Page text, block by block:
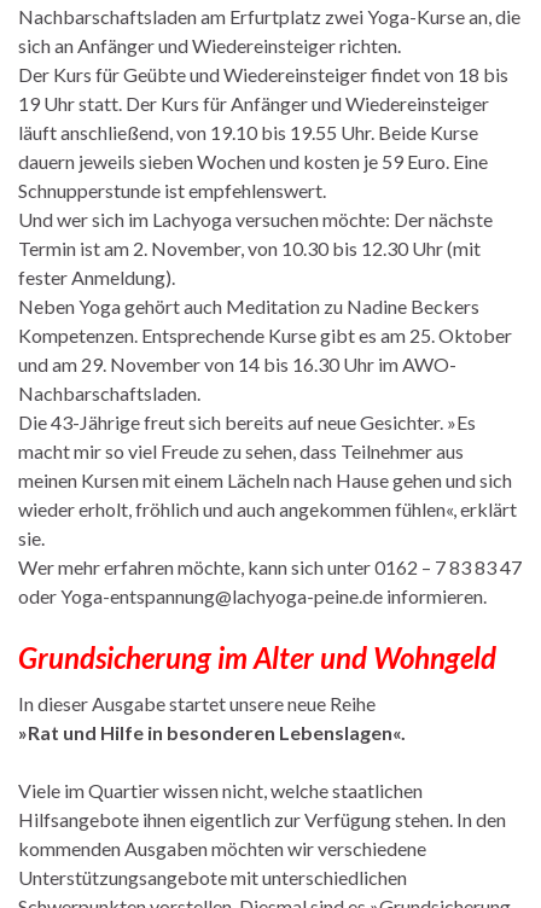
Nachbarschaftsladen am Erfurtplatz zwei Yoga-Kurse an, die
sich an Anfänger und Wiedereinsteiger richten.
Der Kurs für Geübte und Wiedereinsteiger findet von 18 bis
19 Uhr statt. Der Kurs für Anfänger und Wiedereinsteiger
läuft anschließend, von 19.10 bis 19.55 Uhr. Beide Kurse
dauern jeweils sieben Wochen und kosten je 59 Euro. Eine
Schnupperstunde ist empfehlenswert.
Und wer sich im Lachyoga versuchen möchte: Der nächste
Termin ist am 2. November, von 10.30 bis 12.30 Uhr (mit
fester Anmeldung).
Neben Yoga gehört auch Meditation zu Nadine Beckers
Kompetenzen. Entsprechende Kurse gibt es am 25. Oktober
und am 29. November von 14 bis 16.30 Uhr im AWO-
Nachbarschaftsladen.
Die 43-Jährige freut sich bereits auf neue Gesichter. »Es
macht mir so viel Freude zu sehen, dass Teilnehmer aus
meinen Kursen mit einem Lächeln nach Hause gehen und sich
wieder erholt, fröhlich und auch angekommen fühlen«, erklärt
sie.
Wer mehr erfahren möchte, kann sich unter 0162 – 7 83 83 47
oder Yoga-entspannung@lachyoga-peine.de informieren.
Grundsicherung im Alter und Wohngeld
In dieser Ausgabe startet unsere neue Reihe
»Rat und Hilfe in besonderen Lebenslagen«.
Viele im Quartier wissen nicht, welche staatlichen
Hilfsangebote ihnen eigentlich zur Verfügung stehen. In den
kommenden Ausgaben möchten wir verschiedene
Unterstützungsangebote mit unterschiedlichen